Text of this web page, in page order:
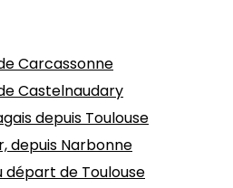
Carcassonne
Castelnaudary
depuis Toulouse
depuis Narbonne
départ de Toulouse